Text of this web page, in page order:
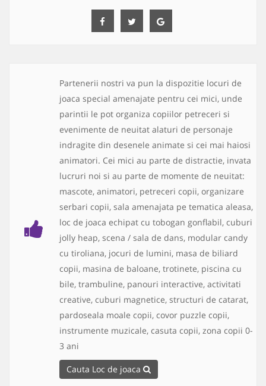
Partenerii nostri va pun la dispozitie locuri de
joaca special amenajate pentru cei mici, unde
parintii le pot organiza copiilor petreceri si
evenimente de neuitat alaturi de personaje
indragite din desenele animate si cei mai haiosi
animatori. Cei mici au parte de distractie, invata
lucruri noi si au parte de momente de neuitat:
mascote, animatori, petreceri copii, organizare
serbari copii, sala amenajata pe tematica aleasa,
loc de joaca echipat cu tobogan gonflabil, cuburi
jolly heap, scena / sala de dans, modular candy
cu tiroliana, jocuri de lumini, masa de biliard
copii, masina de baloane, trotinete, piscina cu
bile, trambuline, panouri interactive, activitati
creative, cuburi magnetice, structuri de catarat,
pardoseala moale copii, covor puzzle copii,
instrumente muzicale, casuta copii, zona copii 0-
3 ani
Cauta Loc de joaca